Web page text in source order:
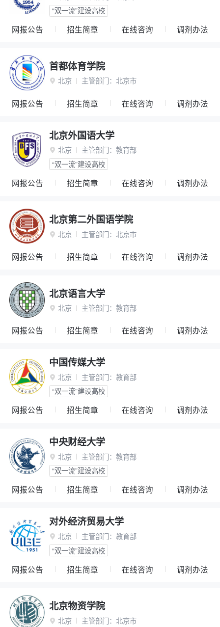
“双一流”建设高校
网报公告 招生简章 在线咨询 调剂办法
首都体育学院
 北京 主管部门： 北京市
网报公告 招生简章 在线咨询 调剂办法
北京外国语大学
 北京 主管部门： 教育部
“双一流”建设高校
网报公告 招生简章 在线咨询 调剂办法
北京第二外国语学院
 北京 主管部门： 北京市
网报公告 招生简章 在线咨询 调剂办法
北京语言大学
 北京 主管部门： 教育部
网报公告 招生简章 在线咨询 调剂办法
中国传媒大学
 北京 主管部门： 教育部
“双一流”建设高校
网报公告 招生简章 在线咨询 调剂办法
中央财经大学
 北京 主管部门： 教育部
“双一流”建设高校
网报公告 招生简章 在线咨询 调剂办法
对外经济贸易大学
 北京 主管部门： 教育部
“双一流”建设高校
网报公告 招生简章 在线咨询 调剂办法
北京物资学院
 北京 主管部门： 北京市